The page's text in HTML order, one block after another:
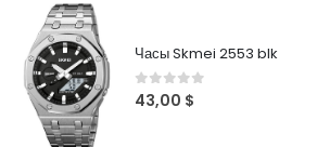
Часы Skmei 2553 blk
0 out of 5
43,00 $